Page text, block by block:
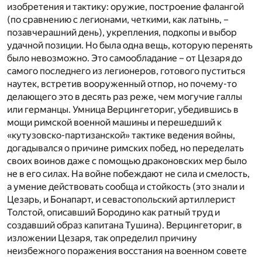
изобретения и тактику: оружие, построение фалангой
(по сравнению с легионами, четкими, как латынь, –
позавчерашний день), укрепления, подкопы и выбор
удачной позиции. Но была одна вещь, которую перенять
было невозможно. Это самообладание – от Цезаря до
самого последнего из легионеров, готового пуститься
наутек, встретив вооруженный отпор, но почему-то
делающего это в десять раз реже, чем могучие галлы
или германцы. Умница Верцингеториг, убедившись в
мощи римской военной машины и перешедший к
«кутузовско-партизанской» тактике ведения войны,
догадывался о причине римских побед, но переделать
своих воинов даже с помощью драконовских мер было
не в его силах. На войне побеждают не сила и смелость,
а умение действовать сообща и стойкость (это знали и
Цезарь, и Бонапарт, и севастопольский артиллерист
Толстой, описавший Бородино как ратный труд и
создавший образ капитана Тушина). Верцингеториг, в
изложении Цезаря, так определил причину
неизбежного поражения восстания на военном совете